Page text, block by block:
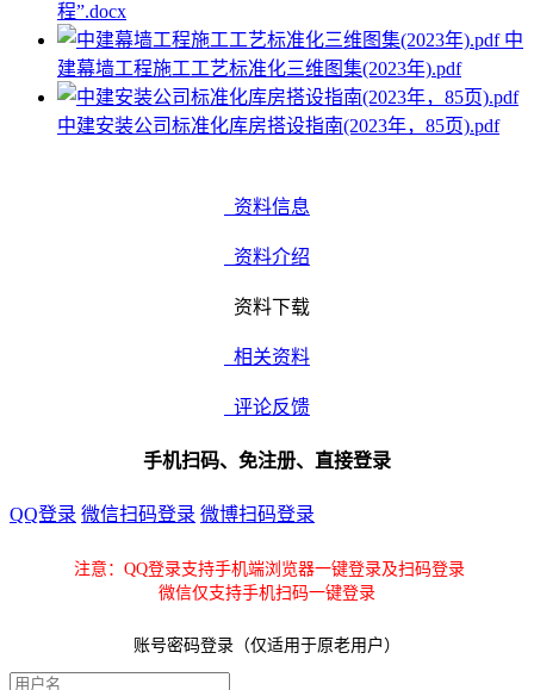
程”.docx
中
建幕墙工程施工工艺标准化三维图集(2023年).pdf
中建安装公司标准化库房搭设指南(2023年，85页).pdf
资料信息
资料介绍
资料下载
相关资料
评论反馈
手机扫码、免注册、直接登录
QQ登录 微信扫码登录 微博扫码登录
注意：QQ登录支持手机端浏览器一键登录及扫码登录
微信仅支持手机扫码一键登录
账号密码登录（仅适用于原老用户）